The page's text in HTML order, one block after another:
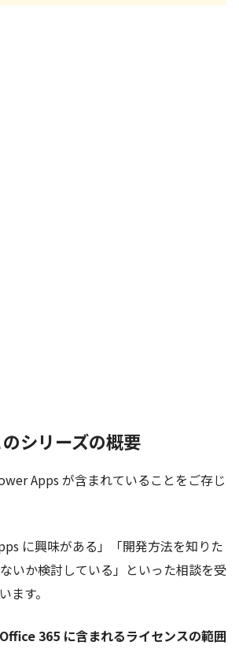
シリーズの概要
Apps が含まれていることをご存じ
に興味がある」「開発方法を知りた
いか検討している」といった相談を受
ます。
Office 365 に含まれるライセンスの範囲